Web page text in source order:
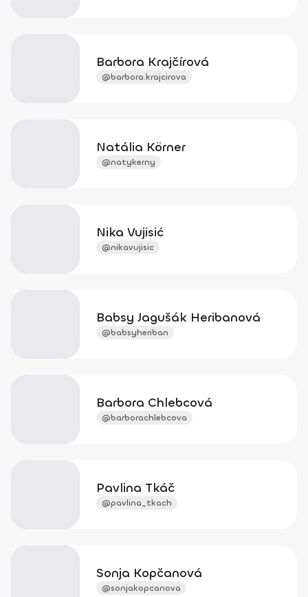
Barbora Krajčírová
@barbora.krajcirova
Natália Körner
@natykerny
Nika Vujisić
@nikavujisic
Babsy Jagušák Heribanová
@babsyheriban
Barbora Chlebcová
@barborachlebcova
Pavlina Tkáč
@pavlina_tkach
Sonja Kopčanová
@sonjakopcanova